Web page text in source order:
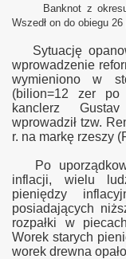
Banknot z
Wszedł on do obiegu
Sytuację
wprowadzenie
wymieniono w
(bilion=12 zer po
kanclerz
wprowadził tzw.
r. na markę rzeszy
Po
inflacji, wielu
pieniędzy
posiadających
rozpałki w
Worek starych
worek drewna